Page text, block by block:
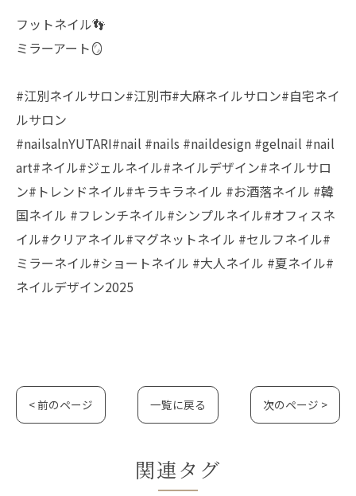
フットネイル👣
ミラーアート🪞
#江別ネイルサロン#江別市#大麻ネイルサロン#自宅ネイ
ルサロン
#nailsalnYUTARI#nail #nails #naildesign #gelnail #nail
art#ネイル#ジェルネイル#ネイルデザイン#ネイルサロ
ン#トレンドネイル#キラキラネイル #お酒落ネイル #韓
国ネイル #フレンチネイル#シンプルネイル#オフィスネ
イル#クリアネイル#マグネットネイル #セルフネイル#
ミラーネイル#ショートネイル #大人ネイル #夏ネイル#
ネイルデザイン2025
< 前のページ 一覧に戻る 次のページ >
関連タグ